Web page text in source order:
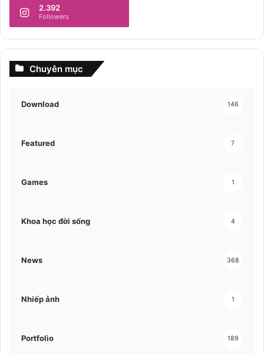
2.392
Followers
Chuyên mục
Download 146
Featured 7
Games 1
Khoa học đời sống 4
News 368
Nhiếp ảnh 1
Portfolio 189